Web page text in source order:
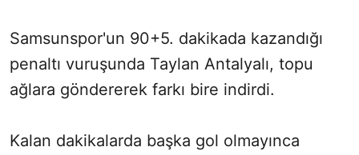
Samsunspor'un 90+5. dakikada kazandığı
penaltı vuruşunda Taylan Antalyalı, topu
ağlara göndererek farkı bire indirdi.
Kalan dakikalarda başka gol olmayınca